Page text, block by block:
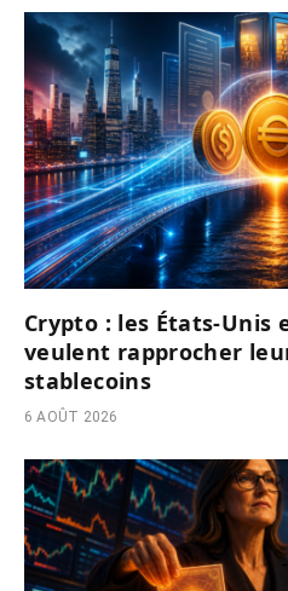
Crypto : les États-Unis
veulent rapprocher
stablecoins
6 AOÛT 2026